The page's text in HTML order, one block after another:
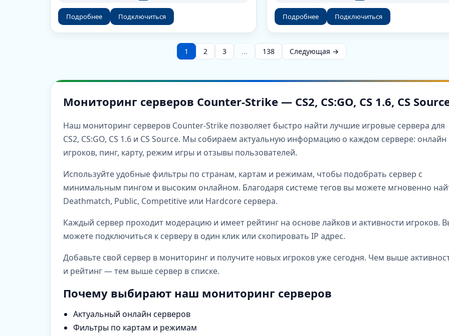
Подробнее Подключиться Подробнее Подключиться
1 2 3 ... 138 Следующая →
Мониторинг серверов Counter-Strike — CS2, CS:GO, CS 1.6, CS
Наш мониторинг серверов Counter-Strike позволяет быстро найти лучшие игровые сервера для
CS2, CS:GO, CS 1.6 и CS Source. Мы собираем актуальную информацию о каждом сервере: онлайн
игроков, пинг, карту, режим игры и отзывы пользователей.
Используйте удобные фильтры по странам, картам и режимам, чтобы подобрать сервер с
минимальным пингом и высоким онлайном. Благодаря системе тегов вы можете мгновенно
Deathmatch, Public, Competitive или Hardcore сервера.
Каждый сервер проходит модерацию и имеет рейтинг на основе лайков и активности игроков.
можете подключиться к серверу в один клик или скопировать IP адрес.
Добавьте свой сервер в мониторинг и получите новых игроков уже сегодня. Чем выше
и рейтинг — тем выше сервер в списке.
Почему выбирают наш мониторинг серверов
Актуальный онлайн серверов
Фильтры по картам и режимам